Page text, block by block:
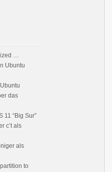
…
Ubuntu
das
11 “Big Sur”
c’t als
als
to